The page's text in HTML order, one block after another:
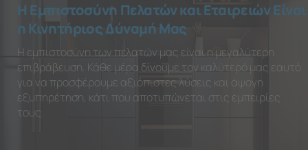
Η Εμπιστοσύνη Πελατών και Εταιρειών Είναι
η Κινητήριος Δύναμή Μας
Η εμπιστοσύνη των πελατών μας είναι η μεγαλύτερη
επιβράβευση. Κάθε μέρα δίνουμε τον καλύτερό μας εαυτό
για να προσφέρουμε αξιόπιστες λύσεις και άψογη
εξυπηρέτηση, κάτι που αποτυπώνεται στις εμπειρίες
τους.